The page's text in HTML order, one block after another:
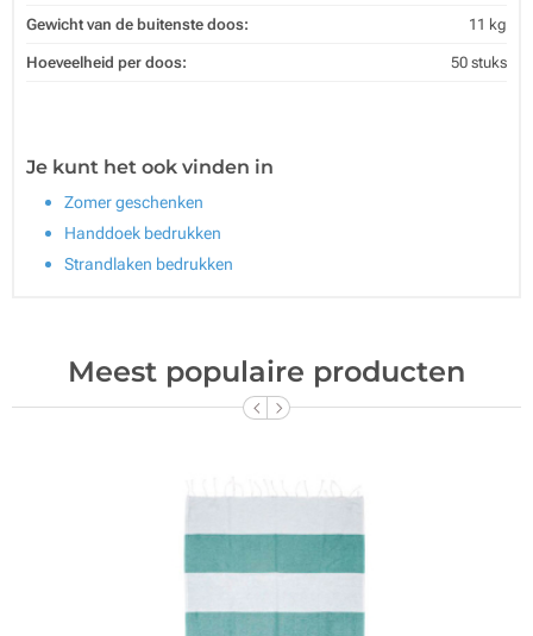
Gewicht van de buitenste doos: 11 kg
Hoeveelheid per doos: 50 stuks
Je kunt het ook vinden in
Zomer geschenken
Handdoek bedrukken
Strandlaken bedrukken
Meest populaire producten